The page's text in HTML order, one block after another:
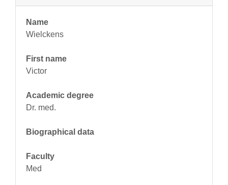
Name
Wielckens
First name
Victor
Academic degree
Dr. med.
Biographical data
Faculty
Med